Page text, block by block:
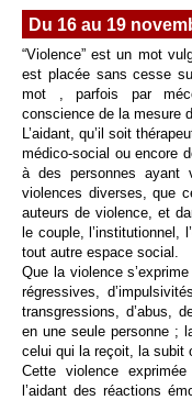
Du 16 au 19
“Violence” est un mot
est placée sans cesse
mot , parfois par
conscience de la mesure
L’aidant, qu’il soit
médico-social ou encore
à des personnes ayant
violences diverses, que
auteurs de violence, et
le couple, l’institutionnel,
tout autre espace social.
Que la violence
régressives,
transgressions, d’abus,
en une seule personne ;
celui qui la reçoit, la subit
Cette violence
l’aidant des réactions